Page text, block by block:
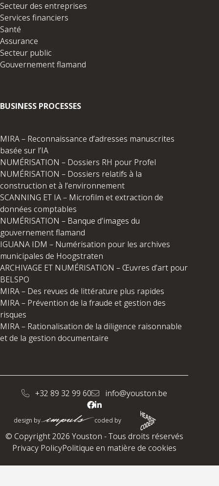
Secteur des entreprises
Services financiers
Santé
Assurance
Secteur public
Gouvernement flamand
BUSINESS PROCESSES
MIRA – Reconnaissance d’adresses manuscrites
basée sur l’IA
NUMÉRISATION – Dossiers RH pour Profel
NUMÉRISATION – Dossiers relatifs à la
construction et à l’environnement
SCANNING ET IA – Microfilm et extraction de
données comptables
NUMÉRISATION – Banque d’images du
gouvernement flamand
IGUANA IDM – Numérisation pour les archives
municipales de Hoogstraten
ARCHIVAGE ET NUMÉRISATION – Œuvres d’art pour
BELSPO
MIRA – Des revues de littérature plus rapides
MIRA – Prévention de la fraude et gestion des
risques
MIRA – Rationalisation de la diligence raisonnable
et de la gestion documentaire
+32 89 32 99 60 info@youston.be
design by coded by
© Copyright 2026 Youston - Tous droits réservés
Privacy PolicyPolitique en matière de cookies